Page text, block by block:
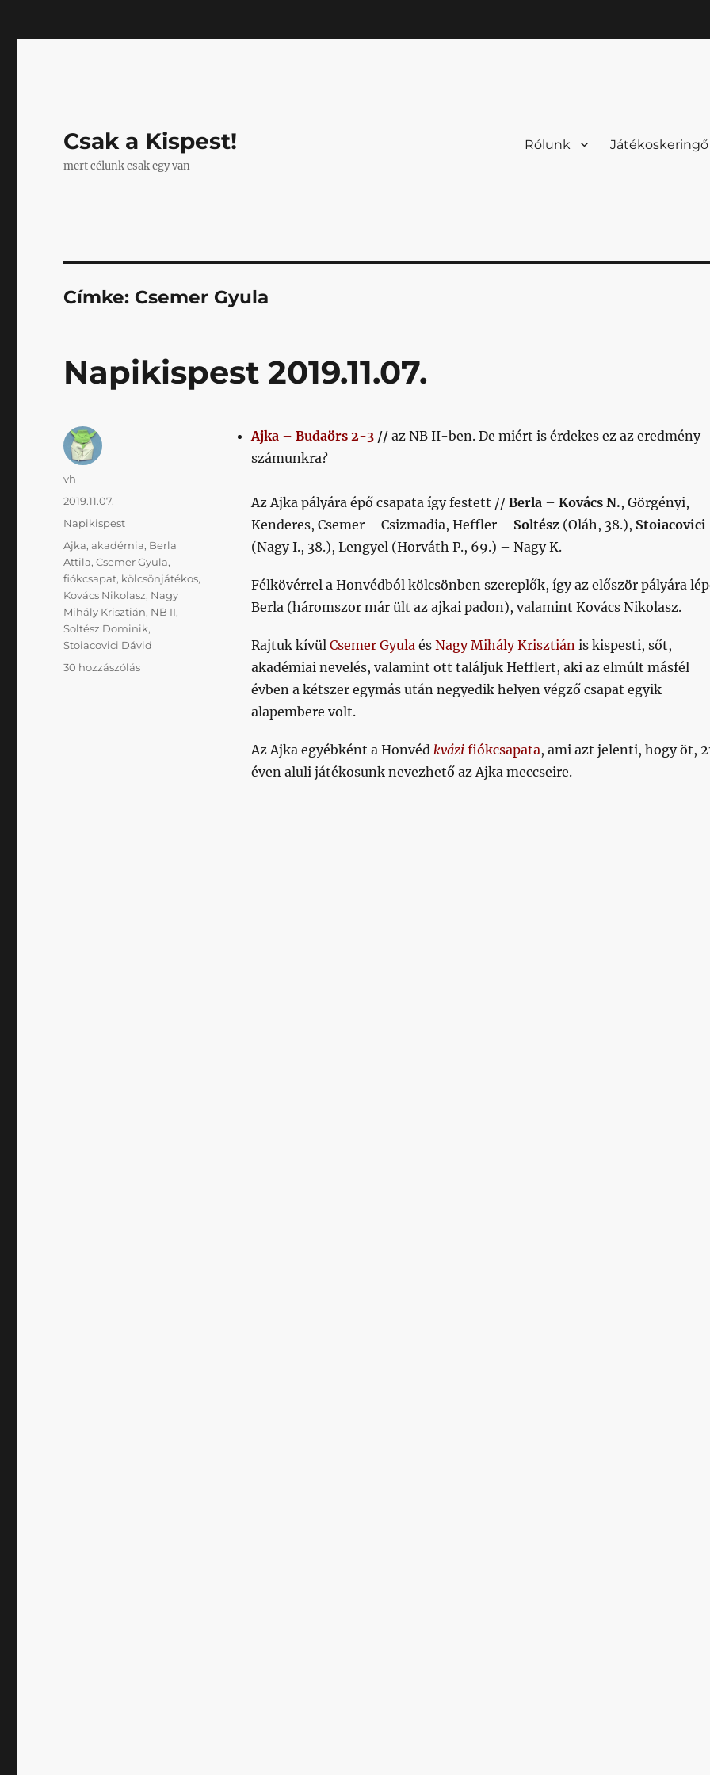
Csak a Kispest!
mert célunk csak egy van
Rólunk Játékoskeringő
Címke: Csemer Gyula
Napikispest 2019.11.07.
Ajka – Budaörs 2-3//az NB II-ben. De miért is érdekes ez az eredmény
számunkra?
Az Ajka pályára épő csapata így festett // Berla– Kovács N., Görgényi,
Kenderes, Csemer – Csizmadia, Heffler – Soltész(Oláh, 38.), Stoiacovici
(Nagy I., 38.), Lengyel (Horváth P., 69.) – Nagy K.
Félkövérrel a Honvédból kölcsönben szereplők, így az először pályára
Berla (háromszor már ült az ajkai padon), valamint Kovács Nikolasz.
Rajtuk kívül Csemer Gyulaés Nagy Mihály Krisztiánis kispesti, sőt,
akadémiai nevelés, valamint ott találjuk Hefflert, aki az elmúlt másfél
évben a kétszer egymás után negyedik helyen végző csapat egyik
alapembere volt.
Az Ajka egyébként a Honvéd kvázifiókcsapata, ami azt jelenti, hogy öt,
éven aluli játékosunk nevezhető az Ajka meccseire.
Szerző
vh
Közzétéve
2019.11.07.
Kategória
Napikispest
Címke
Ajka,akadémia, Berla
Attila,Csemer Gyula,
fiókcsapat, kölcsönjátékos,
Kovács Nikolasz, Nagy
Mihály Krisztián, NB II,
Soltész Dominik,
Stoiacovici Dávid
30 hozzászólásNapikispest